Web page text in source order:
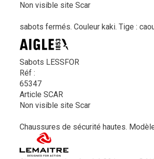
Non visible site Scar
sabots fermés. Couleur kaki. Tige :
Sabots LESSFOR
Réf :
65347
Article SCAR
Non visible site Scar
Chaussures de sécurité hautes.